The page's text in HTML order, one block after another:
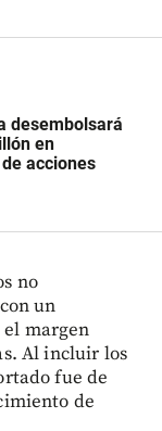
desembolsará
en
acciones
no
un
margen
Al incluir los
fue de
de